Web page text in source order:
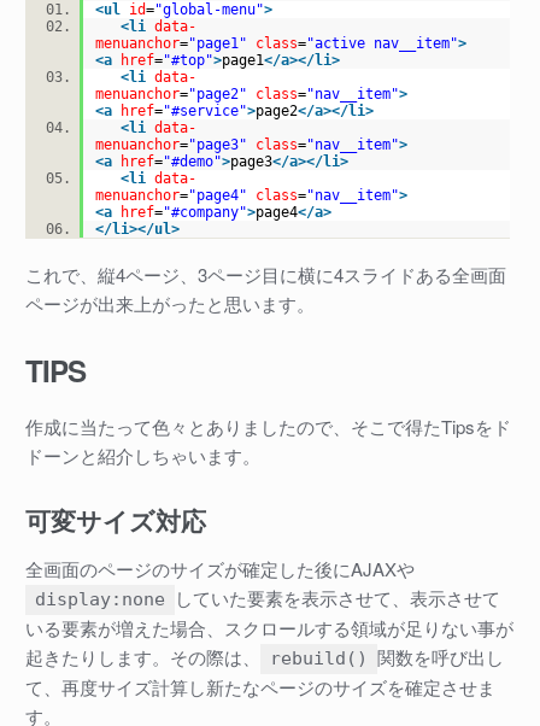
<ul id="global-menu">
<li data-
menuanchor="page1" class="active nav__item">
<a href="#top">page1</a></li>
<li data-
menuanchor="page2" class="nav__item">
<a href="#service">page2</a></li>
<li data-
menuanchor="page3" class="nav__item">
<a href="#demo">page3</a></li>
<li data-
menuanchor="page4" class="nav__item">
<a href="#company">page4</a>
</li></ul>
これで、縦4ページ、3ページ目に横に4スライドある全画面
ページが出来上がったと思います。
TIPS
作成に当たって色々とありましたので、そこで得たTipsをド
ドーンと紹介しちゃいます。
可変サイズ対応
全画面のページのサイズが確定した後にAJAXや
display:none
していた要素を表示させて、表示させて
いる要素が増えた場合、スクロールする領域が足りない事が
起きたりします。その際は、
rebuild()
関数を呼び出し
て、再度サイズ計算し新たなページのサイズを確定させま
す。